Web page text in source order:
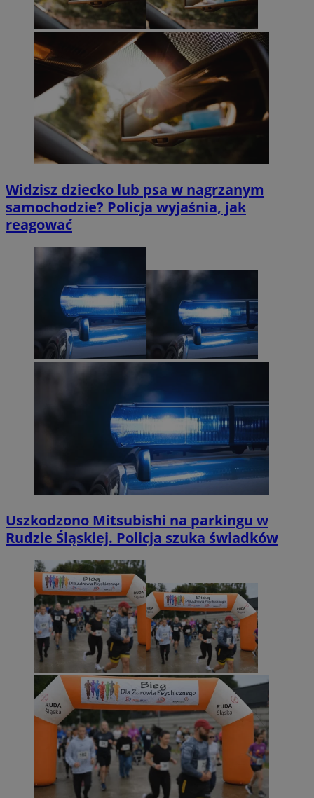
Widzisz dziecko lub psa w nagrzanym
samochodzie? Policja wyjaśnia, jak
reagować
Uszkodzono Mitsubishi na parkingu w
Rudzie Śląskiej. Policja szuka świadków